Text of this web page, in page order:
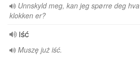
Unnskyld meg, kan jeg spørre deg hva
klokken er?
iść
Muszę już iść.